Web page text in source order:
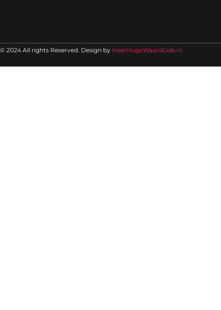
© 2024 All rights Reserved. Design by HeerHugoWaardGids.nl